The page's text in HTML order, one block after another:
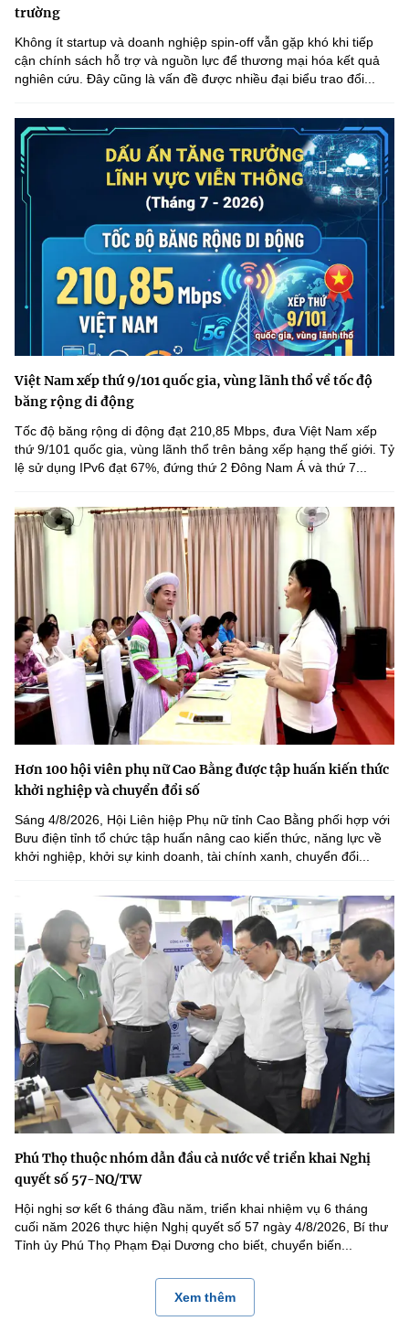
trường
Không ít startup và doanh nghiệp spin-off vẫn gặp khó khi tiếp
cận chính sách hỗ trợ và nguồn lực để thương mại hóa kết quả
nghiên cứu. Đây cũng là vấn đề được nhiều đại biểu trao đổi...
Việt Nam xếp thứ 9/101 quốc gia, vùng lãnh thổ về tốc độ
băng rộng di động
Tốc độ băng rộng di động đạt 210,85 Mbps, đưa Việt Nam xếp
thứ 9/101 quốc gia, vùng lãnh thổ trên bảng xếp hạng thế giới. Tỷ
lệ sử dụng IPv6 đạt 67%, đứng thứ 2 Đông Nam Á và thứ 7...
Hơn 100 hội viên phụ nữ Cao Bằng được tập huấn kiến thức
khởi nghiệp và chuyển đổi số
Sáng 4/8/2026, Hội Liên hiệp Phụ nữ tỉnh Cao Bằng phối hợp với
Bưu điện tỉnh tổ chức tập huấn nâng cao kiến thức, năng lực về
khởi nghiệp, khởi sự kinh doanh, tài chính xanh, chuyển đổi...
Phú Thọ thuộc nhóm dẫn đầu cả nước về triển khai Nghị
quyết số 57-NQ/TW
Hội nghị sơ kết 6 tháng đầu năm, triển khai nhiệm vụ 6 tháng
cuối năm 2026 thực hiện Nghị quyết số 57 ngày 4/8/2026, Bí thư
Tỉnh ủy Phú Thọ Phạm Đại Dương cho biết, chuyển biến...
Xem thêm